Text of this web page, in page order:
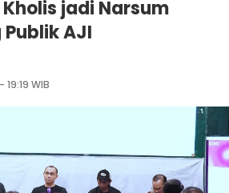
jadi Narsum
AJI
WIB